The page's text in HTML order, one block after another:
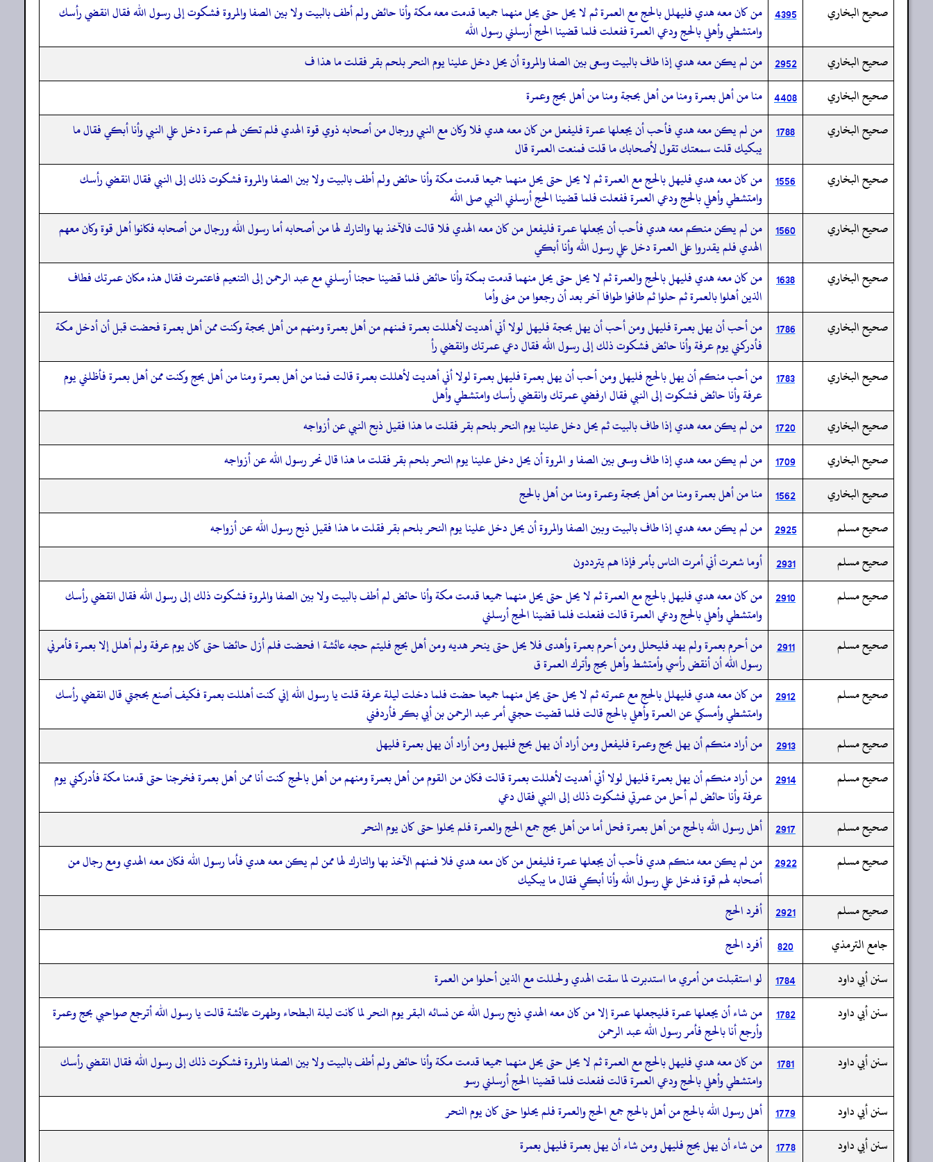
صحيح البخاري
4395 من كان معه هدي فليهلل بالحج مع العمرة ثم لا يحل حتى يحل منهما جميعا قدمت معه مكة وأنا حائض ولم أطف بالبيت ولا بين الصفا والمروة فشكوت إلى رسول الله فقال انقضي رأسك
وامتشطي وأهلي بالحج ودعي العمرة ففعلت فلما قضينا الحج أرسلني رسول الله
صحيح البخاري
2952 من لم يكن معه هدي إذا طاف بالبيت وسعى بين الصفا والمروة أن يحل دخل علينا يوم النحر بلحم بقر فقلت ما هذا ف
صحيح البخاري
4408 منا من أهل بعمرة ومنا من أهل بحجة ومنا من أهل بحج وعمرة
صحيح البخاري
1788
من لم يكن معه هدي فأحب أن يجعلها عمرة فليفعل من كان معه هدي فلا وكان مع النبي ورجال من أصحابه ذوي قوة الهدي فلم تكن لهم عمرة دخل علي النبي وأنا أبكي فقال ما
يبكيك قلت سمعتك تقول لأصحابك ما قلت فمنعت العمرة قال
صحيح البخاري
1556 من كان معه هدي فليهل بالحج مع العمرة ثم لا يحل حتى يحل منهما جميعا قدمت مكة وأنا حائض ولم أطف بالبيت ولا بين الصفا والمروة فشكوت ذلك إلى النبي فقال انقضي رأسك
وامتشطي وأهلي بالحج ودعي العمرة ففعلت فلما قضينا الحج أرسلني النبي صلى الله
صحيح البخاري
1560 من لم يكن منكم معه هدي فأحب أن يجعلها عمرة فليفعل من كان معه الهدي فلا قالت فالآخذ بها والتارك لها من أصحابه أما رسول الله ورجال من أصحابه فكانوا أهل قوة وكان معهم
الهدي فلم يقدروا على العمرة دخل علي رسول الله وأنا أبكي
صحيح البخاري
1638
من كان معه هدي فليهل بالحج والعمرة ثم لا يحل حتى يحل منهما قدمت بمكة وأنا حائض فلما قضينا حجنا أرسلني مع عبد الرحمن إلى التنعيم فاعتمرت فقال هذه مكان عمرتك فطاف
الذين أهلوا بالعمرة ثم حلوا ثم طافوا طوافا آخر بعد أن رجعوا من منى وأما
صحيح البخاري
1786
من أحب أن يهل بعمرة فليهل ومن أحب أن يهل بحجة فليهل لولا أني أهديت لأهللت بعمرة فمنهم من أهل بعمرة ومنهم من أهل بحجة وكنت ممن أهل بعمرة فحضت قبل أن أدخل مكة
فأدركني يوم عرفة وأنا حائض فشكوت ذلك إلى رسول الله فقال دعي عمرتك وانقضي رأ
صحيح البخاري
1783
من أحب منكم أن يهل بالحج فليهل ومن أحب أن يهل بعمرة فليهل بعمرة لولا أني أهديت لأهللت بعمرة قالت فمنا من أهل بعمرة ومنا من أهل بحج وكنت ممن أهل بعمرة فأظلني يوم
عرفة وأنا حائض فشكوت إلى النبي فقال ارفضي عمرتك وانقضي رأسك وامتشطي وأهل
صحيح البخاري
1720 من لم يكن معه هدي إذا طاف بالبيت ثم يحل دخل علينا يوم النحر بلحم بقر فقلت ما هذا فقيل ذبح النبي عن أزواجه
صحيح البخاري
1709 من لم يكن معه هدي إذا طاف وسعى بين الصفا و المروة أن يحل دخل علينا يوم النحر بلحم بقر فقلت ما هذا قال نحر رسول الله عن أزواجه
صحيح البخاري
1562 منا من أهل بعمرة ومنا من أهل بحجة وعمرة ومنا من أهل بالحج
صحيح مسلم
2925 من لم يكن معه هدي إذا طاف بالبيت وبين الصفا والمروة أن يحل دخل علينا يوم النحر بلحم بقر فقلت ما هذا فقيل ذبح رسول الله عن أزواجه
صحيح مسلم
2931
أوما شعرت أني أمرت الناس بأمر فإذا هم يترددون
صحيح مسلم
2910 من كان معه هدي فليهل بالحج مع العمرة ثم لا يحل حتى يحل منهما جميعا قدمت مكة وأنا حائض لم أطف بالبيت ولا بين الصفا والمروة فشكوت ذلك إلى رسول الله فقال انقضي رأسك
وامتشطي وأهلي بالحج ودعي العمرة قالت ففعلت فلما قضينا الحج أرسلني
صحيح مسلم
2911
من أحرم بعمرة ولم يهد فليحلل ومن أحرم بعمرة وأهدى فلا يحل حتى ينحر هديه ومن أهل بحج فليتم حجه عائشة ا فحضت فلم أزل حائضا حتى كان يوم عرفة ولم أهلل إلا بعمرة فأمرني
رسول الله أن أنقض رأسي وأمتشط وأهل بحج وأترك العمرة ق
صحيح مسلم
2912 من كان معه هدي فليهلل بالحج مع عمرته ثم لا يحل حتى يحل منهما جميعا حضت فلما دخلت ليلة عرفة قلت يا رسول الله إني كنت أهللت بعمرة فكيف أصنع بحجتي قال انقضي رأسك
وامتشطي وأمسكي عن العمرة وأهلي بالحج قالت فلما قضيت حجتي أمر عبد الرحمن بن أبي بكر فأردفني
صحيح مسلم
2913
من أراد منكم أن يهل بحج وعمرة فليفعل ومن أراد أن يهل بحج فليهل ومن أراد أن يهل بعمرة فليهل
صحيح مسلم
2914 من أراد منكم أن يهل بعمرة فليهل لولا أني أهديت لأهللت بعمرة قالت فكان من القوم من أهل بعمرة ومنهم من أهل بالحج كنت أنا ممن أهل بعمرة فخرجنا حتى قدمنا مكة فأدركني يوم
عرفة وأنا حائض لم أحل من عمرتي فشكوت ذلك إلى النبي فقال دعي
صحيح مسلم
2917 أهل رسول الله بالحج من أهل بعمرة فحل أما من أهل بحج جمع الحج والعمرة فلم يحلوا حتى كان يوم النحر
صحيح مسلم
2922 من لم يكن معه منكم هدي فأحب أن يجعلها عمرة فليفعل من كان معه هدي فلا فمنهم الآخذ بها والتارك لها ممن لم يكن معه هدي فأما رسول الله فكان معه الهدي ومع رجال من
أصحابه لهم قوة فدخل علي رسول الله وأنا أبكي فقال ما يبكيك
صحيح مسلم
2921 أفرد الحج
جامع الترمذي
820
أفرد الحج
سنن أبي داود
1784
لو استقبلت من أمري ما استدبرت لما سقت الهدي ولحللت مع الذين أحلوا من العمرة
سنن أبي داود
1782
من شاء أن يجعلها عمرة فليجعلها عمرة إلا من كان معه الهدي ذبح رسول الله عن نسائه البقر يوم النحر لما كانت ليلة البطحاء وطهرت عائشة قالت يا رسول الله أترجع صواحبي بحج وعمرة
وأرجع أنا بالحج فأمر رسول الله عبد الرحمن
سنن أبي داود
1781
من كان معه هدي فليهل بالحج مع العمرة ثم لا يحل حتى يحل منهما جميعا قدمت مكة وأنا حائض ولم أطف بالبيت ولا بين الصفا والمروة فشكوت ذلك إلى رسول الله فقال انقضي رأسك
وامتشطي وأهلي بالحج ودعي العمرة قالت ففعلت فلما قضينا الحج أرسلني رسو
سنن أبي داود
1779 أهل رسول الله بالحج من أهل بالحج جمع الحج والعمرة فلم يحلوا حتى كان يوم النحر
سنن أبي داود
1778 من شاء أن يهل بحج فليهل ومن شاء أن يهل بعمرة فليهل بعمرة